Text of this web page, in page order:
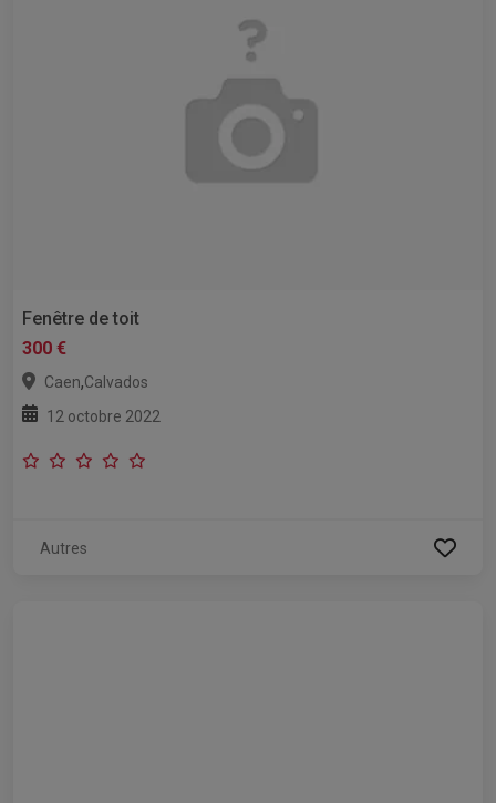
Fenêtre de toit
300 €
Caen,Calvados
12 octobre 2022
Autres